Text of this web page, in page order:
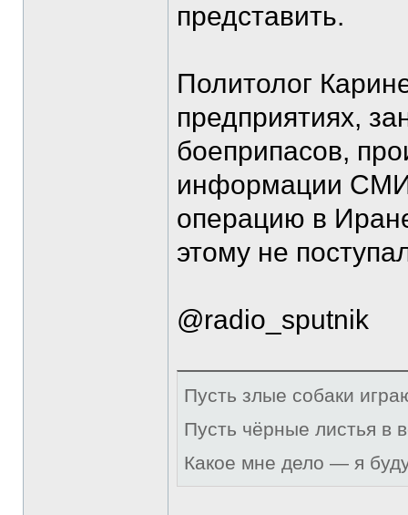
представить.
Политолог
предприятиях,
боеприпасов,
информации
операцию в
этому не
@radio_sputnik
Пусть злые собаки
Пусть чёрные листья в
Какое мне дело — я